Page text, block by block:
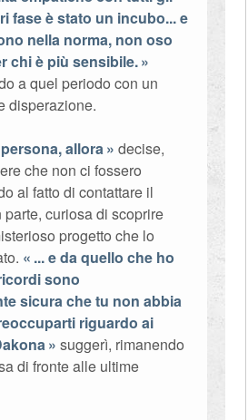
fase è stato un incubo... e
nella norma, non oso
chi è più sensibile.
a quel periodo con un
disperazione.
allora
decise,
che non ci fossero
al fatto di contattare il
curiosa di scoprire
progetto che lo
... e da quello che ho
sono
sicura che tu non abbia
riguardo ai
suggerì, rimanendo
di fronte alle ultime